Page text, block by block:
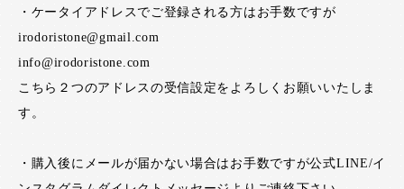
・ケータイアドレスでご登録される方はお手数ですが
irodoristone@gmail.com
info@irodoristone.com
こちら２つのアドレスの受信設定をよろしくお願いいたしま
す。
・購入後にメールが届かない場合はお手数ですが公式LINE/イ